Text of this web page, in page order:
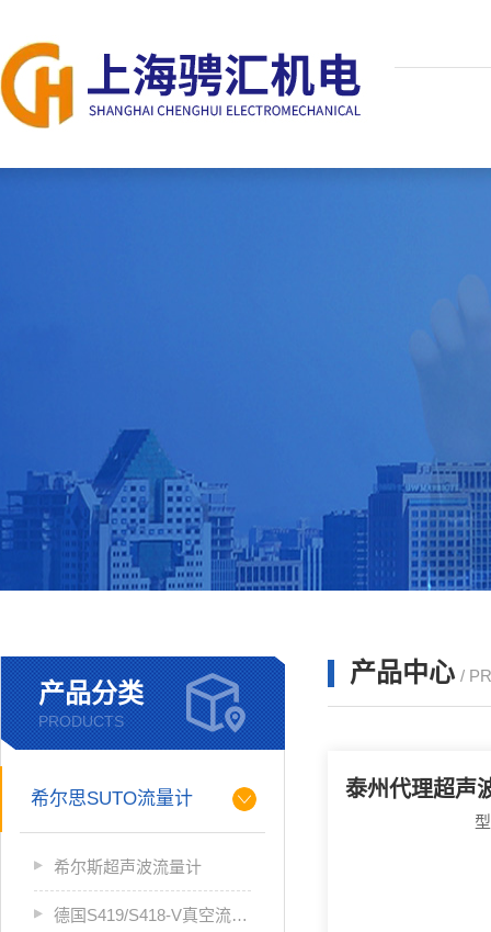
产品分类
PRODUCTS
希尔思SUTO流量计
希尔斯超声波流量计
德国S419/S418-V真空流量计
产品中心 /